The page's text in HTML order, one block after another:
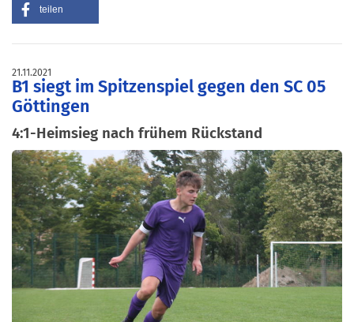
teilen
21.11.2021
B1 siegt im Spitzenspiel gegen den SC 05
Göttingen
4:1-Heimsieg nach frühem Rückstand